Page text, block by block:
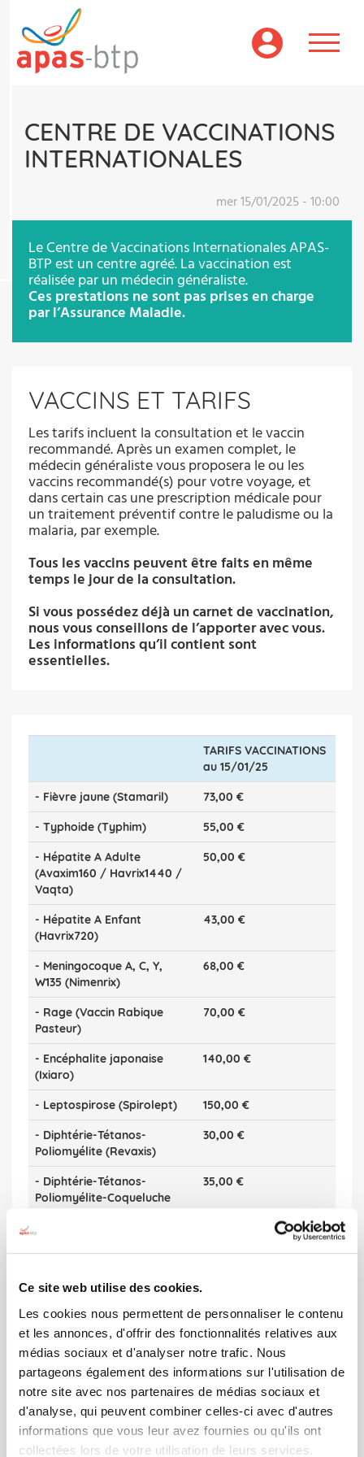
Ce site web utilise des cookies.
Les cookies nous permettent de personnaliser le contenu
et les annonces, d'offrir des fonctionnalités relatives aux
médias sociaux et d'analyser notre trafic. Nous
partageons également des informations sur l'utilisation de
notre site avec nos partenaires de médias sociaux et
d'analyse, qui peuvent combiner celles-ci avec d'autres
informations que vous leur avez fournies ou qu'ils ont
collectées lors de votre utilisation de leurs services.
contenu
principal
CENTRE DE VACCINATIONS
INTERNATIONALES
mer 15/01/2025 - 10:00
Le Centre de Vaccinations Internationales APAS-
BTP est un centre agréé. La vaccination est
réalisée par un médecin généraliste.
Ces prestations ne sont pas prises en charge
par l’Assurance Maladie.
VACCINS ET TARIFS
Les tarifs incluent la consultation et le vaccin
recommandé. Après un examen complet, le
médecin généraliste vous proposera le ou les
vaccins recommandé(s) pour votre voyage, et
dans certain cas une prescription médicale pour
un traitement préventif contre le paludisme ou la
malaria, par exemple.
Tous les vaccins peuvent être faits en même
temps le jour de la consultation.
Si vous possédez déjà un carnet de vaccination,
nous vous conseillons de l’apporter avec vous.
Les informations qu’il contient sont
essentielles.
TARIFS VACCINATIONS
au 15/01/25
- Fièvre jaune (Stamaril) 73,00 €
- Typhoide (Typhim) 55,00 €
- Hépatite A Adulte
(Avaxim160 / Havrix1440 /
Vaqta)
50,00 €
- Hépatite A Enfant
(Havrix720)
43,00 €
- Meningocoque A, C, Y,
W135 (Nimenrix)
68,00 €
- Rage (Vaccin Rabique
Pasteur)
70,00 €
- Encéphalite japonaise
(Ixiaro)
140,00 €
- Leptospirose (Spirolept) 150,00 €
- Diphtérie-Tétanos-
Poliomyélite (Revaxis)
30,00 €
- Diphtérie-Tétanos-
Poliomyélite-Coqueluche
35,00 €
La vaccination se fait :
•Sur rendez-vousafin de limiter l’attente